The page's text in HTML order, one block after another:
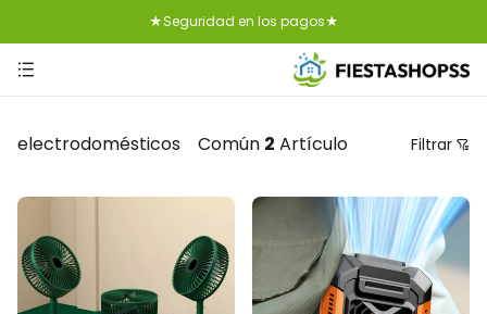
★Seguridad en los pagos★
★14 días de devolución gratuita★
★Entrega gratuita★
electrodomésticos Común 2 Artículo Filtrar
Precio
Ordenación recomendada
Ordenar por precio: menor a mayor